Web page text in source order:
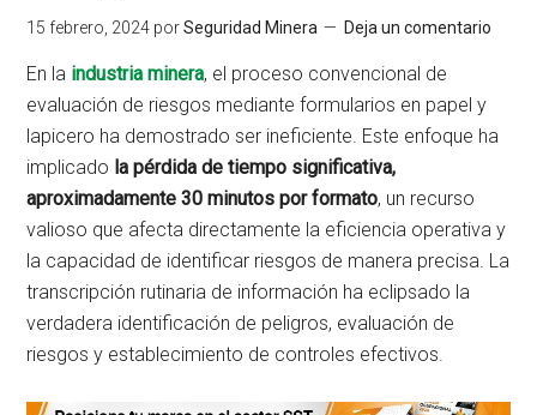
15 febrero, 2024 porSeguridad Minera Deja un comentario
En la industria minera, el proceso convencional de
evaluación de riesgos mediante formularios en papel y
lapicero ha demostrado ser ineficiente. Este enfoque ha
implicado la pérdida de tiempo significativa,
aproximadamente 30 minutos por formato, un recurso
valioso que afecta directamente la eficiencia operativa y
la capacidad de identificar riesgos de manera precisa. La
transcripción rutinaria de información ha eclipsado la
verdadera identificación de peligros, evaluación de
riesgos y establecimiento de controles efectivos.